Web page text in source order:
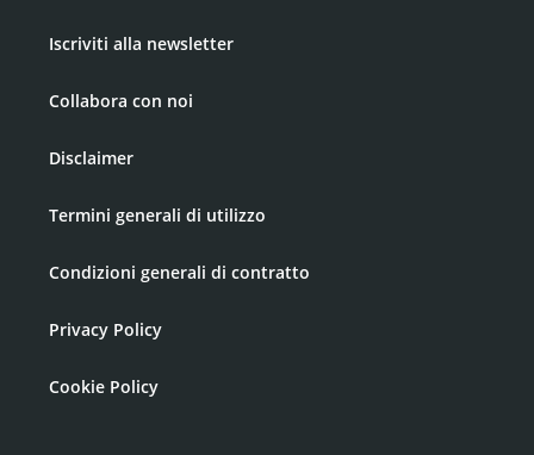
Iscriviti alla newsletter
Collabora con noi
Disclaimer
Termini generali di utilizzo
Condizioni generali di contratto
Privacy Policy
Cookie Policy